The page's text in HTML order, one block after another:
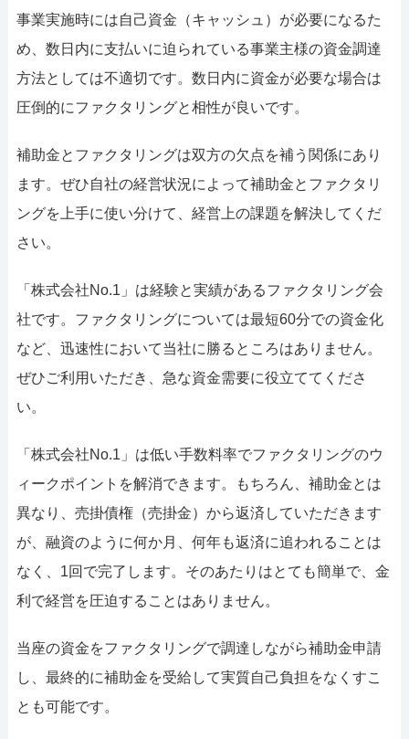
事業実施時には自己資金（キャッシュ）が必要になるた
め、数日内に支払いに迫られている事業主様の資金調達
方法としては不適切です。数日内に資金が必要な場合は
圧倒的にファクタリングと相性が良いです。
補助金とファクタリングは双方の欠点を補う関係にあり
ます。ぜひ自社の経営状況によって補助金とファクタリ
ングを上手に使い分けて、経営上の課題を解決してくだ
さい。
「株式会社No.1」は経験と実績があるファクタリング会
社です。ファクタリングについては最短60分での資金化
など、迅速性において当社に勝るところはありません。
ぜひご利用いただき、急な資金需要に役立ててくださ
い。
「株式会社No.1」は低い手数料率でファクタリングのウ
ィークポイントを解消できます。もちろん、補助金とは
異なり、売掛債権（売掛金）から返済していただきます
が、融資のように何か月、何年も返済に追われることは
なく、1回で完了します。そのあたりはとても簡単で、金
利で経営を圧迫することはありません。
当座の資金をファクタリングで調達しながら補助金申請
し、最終的に補助金を受給して実質自己負担をなくすこ
とも可能です。